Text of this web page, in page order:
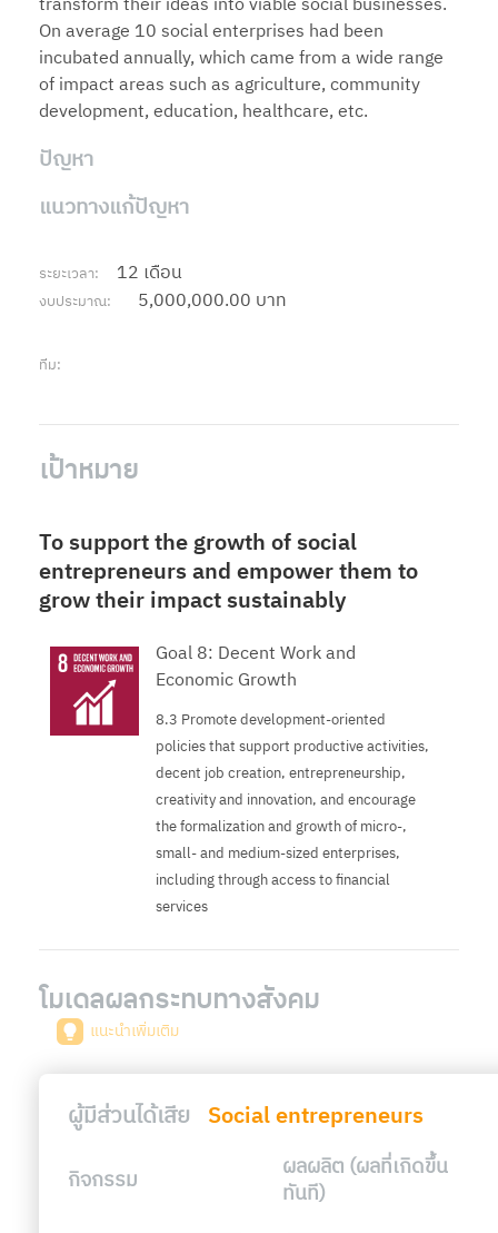
On average 10 social enterprises had been
incubated annually, which came from a wide range
of impact areas such as agriculture, community
development, education, healthcare, etc.
ปัญหา
แนวทางแก้ปัญหา
ระยะเวลา: 12 เดือน
งบประมาณ: 5,000,000.00 บาท
ทีม:
เป้าหมาย
To support the growth of social
entrepreneurs and empower them to
grow their impact sustainably
Goal 8: Decent Work and
Economic Growth
8.3 Promote development-oriented
policies that support productive activities,
decent job creation, entrepreneurship,
creativity and innovation, and encourage
the formalization and growth of micro-,
small- and medium-sized enterprises,
including through access to financial
services
โมเดลผลกระทบทางสังคม
แนะนำเพิ่มเติม
ผู้มีส่วนได้เสีย Social entrepreneurs
กิจกรรม
ผลผลิต (ผลที่เกิดขึ้น
ทันที)